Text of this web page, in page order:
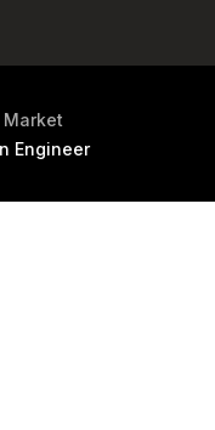
Engineer